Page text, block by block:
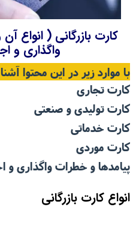
کارت بازرگانی ( انواع
واگذاری و
با موارد زیر در این محتوا
کارت تجاری
کارتتولیدی و صنعتی
کارت خدماتی
کارت موردی
پیامدها و خطرات واگذاری و
انواع کارت بازرگانی